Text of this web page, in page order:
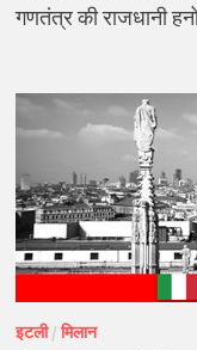
गणतंत्र की राजधानी
इटली/मिलान